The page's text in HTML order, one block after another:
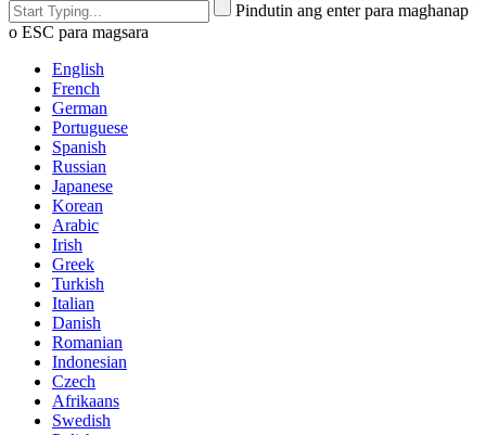
Pindutin ang enter para maghanap
o ESC para magsara
English
French
German
Portuguese
Spanish
Russian
Japanese
Korean
Arabic
Irish
Greek
Turkish
Italian
Danish
Romanian
Indonesian
Czech
Afrikaans
Swedish